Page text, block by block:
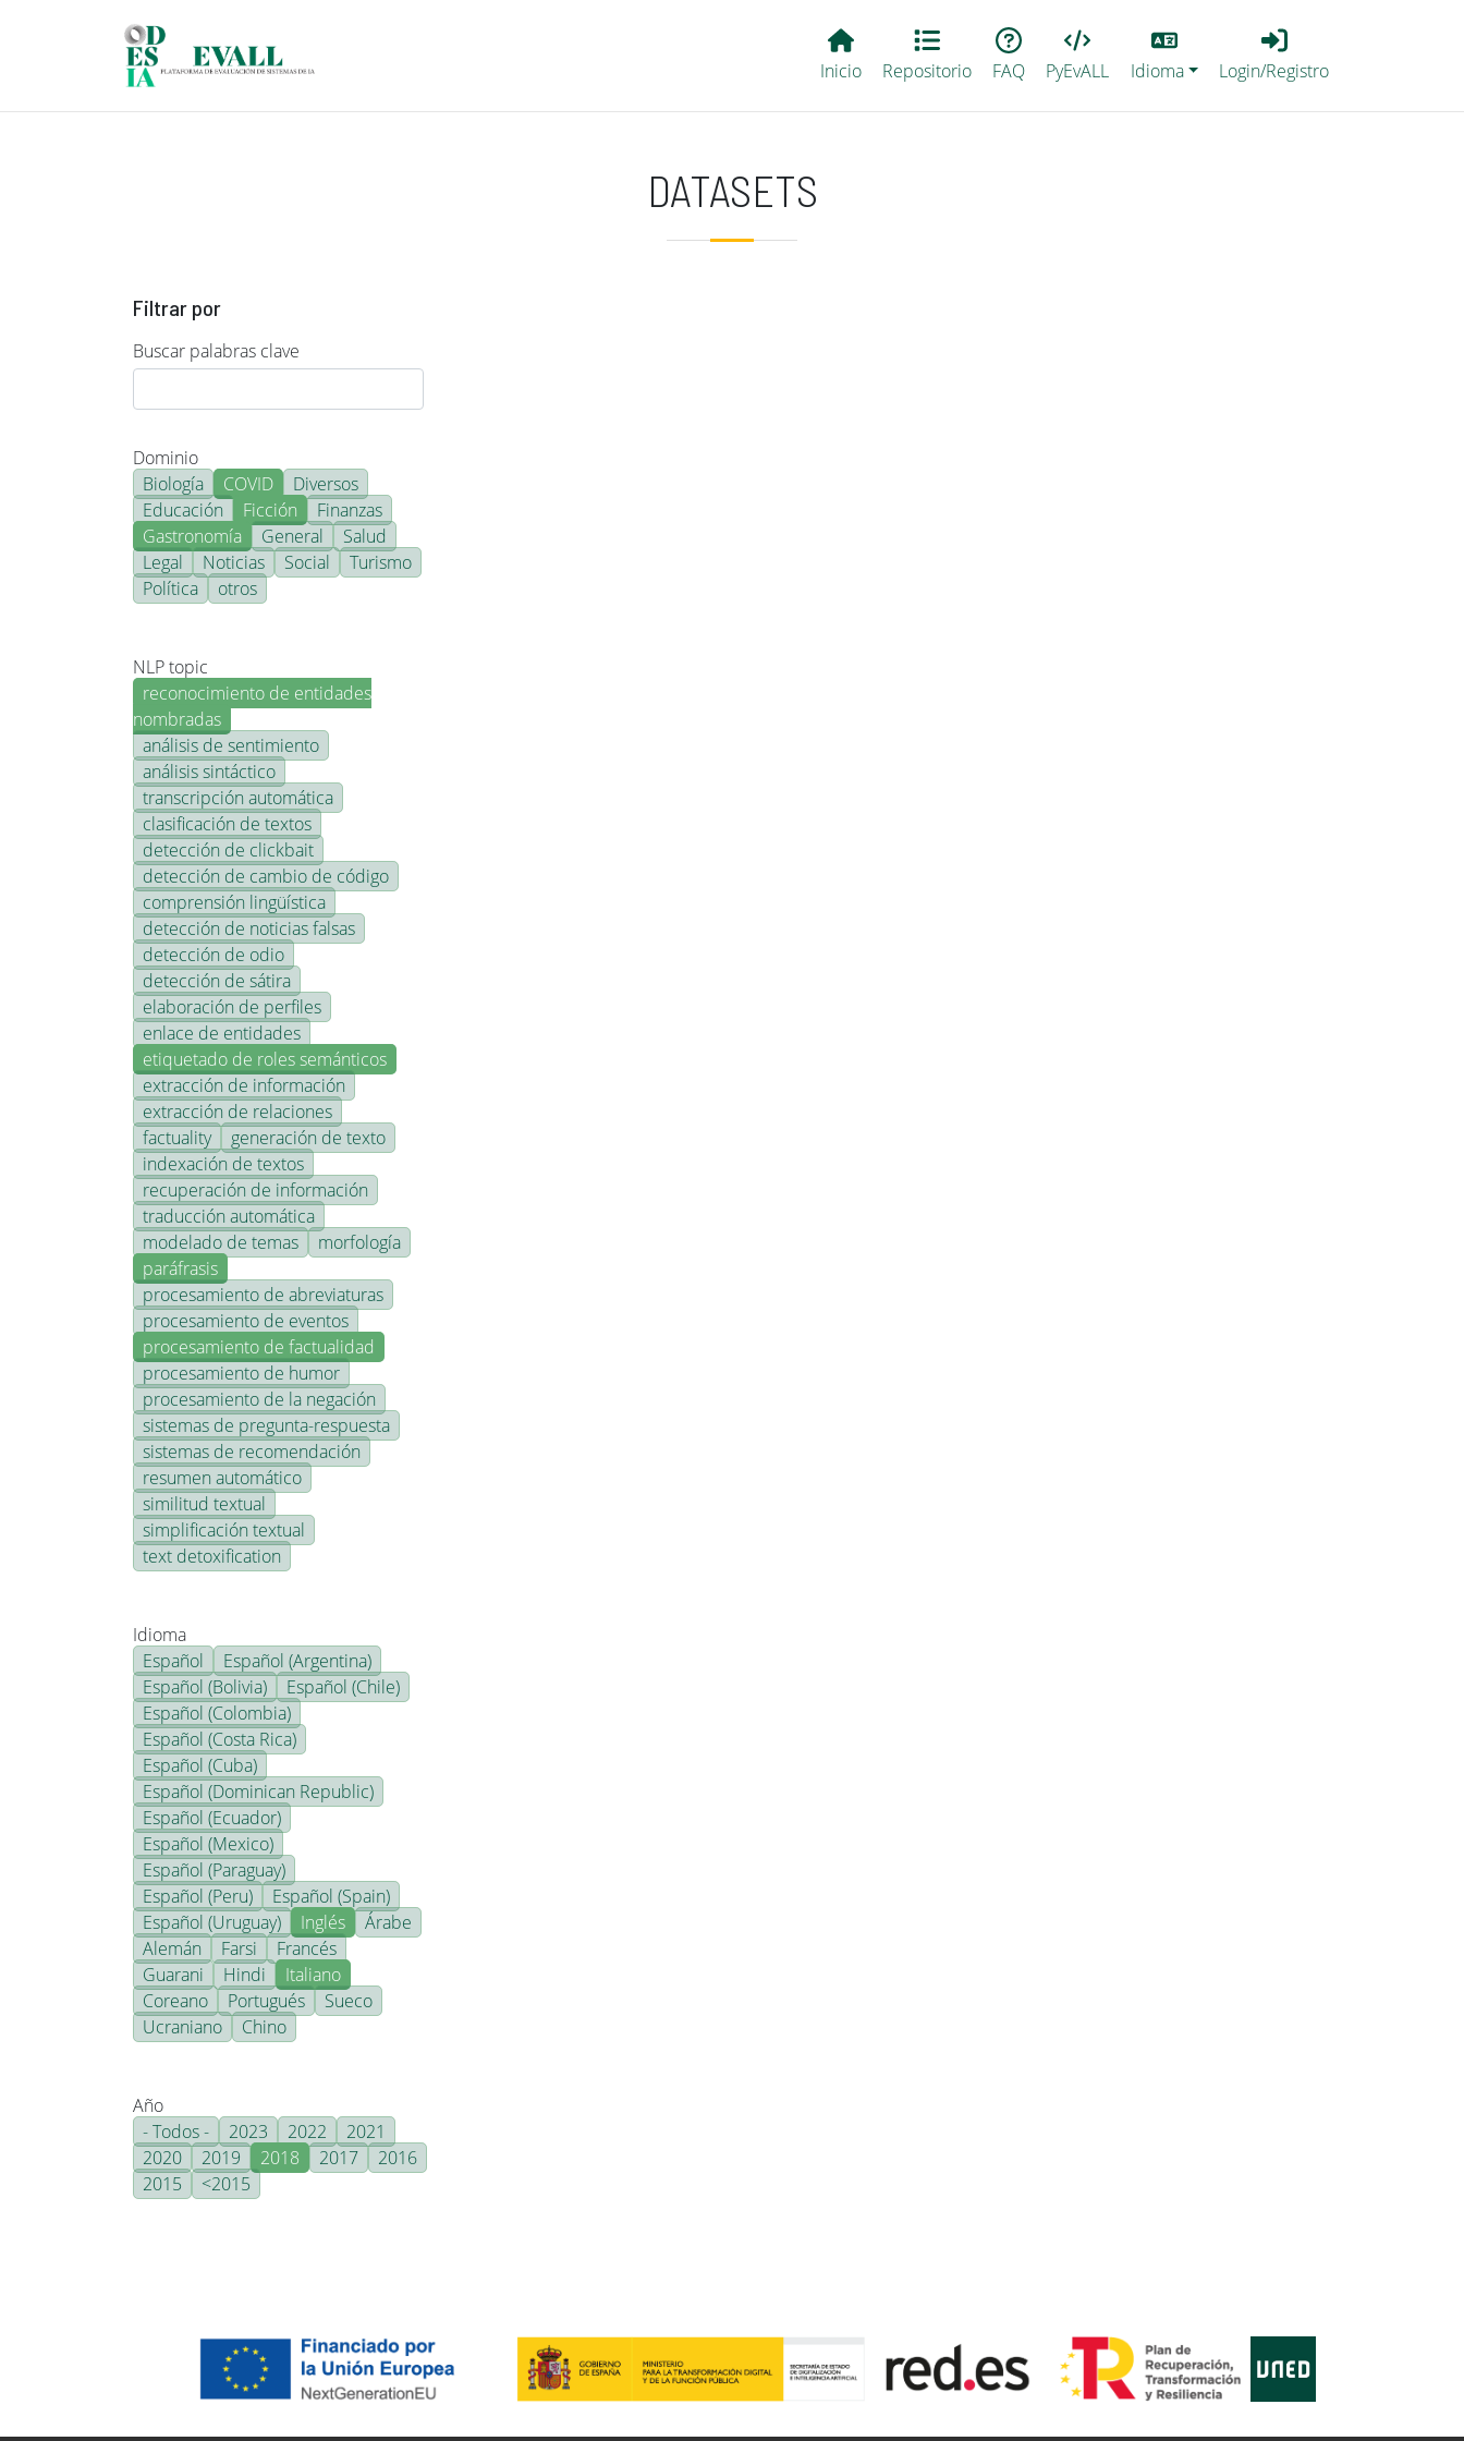
Main EvALL
Inicio Repositorio FAQ PyEvALL
Lang
Idioma
Login_Registro
Login/Registro
DATASETS
Filtrar por
Buscar palabras clave
Dominio
Biología
COVID
Diversos
Educación
Ficción
Finanzas
Gastronomía
General
Salud
Legal
Noticias Social
Turismo
Política
otros
NLP topic
reconocimiento de entidades
nombradas
análisis de sentimiento
análisis sintáctico
transcripción automática
clasificación de textos
detección de clickbait
detección de cambio de código
comprensión lingüística
detección de noticias falsas
detección de odio
detección de sátira
elaboración de perfiles
enlace de entidades
etiquetado de roles semánticos
extracción de información
extracción de relaciones
factuality
generación de texto
indexación de textos
recuperación de información
traducción automática
modelado de temas
morfología
paráfrasis
procesamiento de abreviaturas
procesamiento de eventos
procesamiento de factualidad
procesamiento de humor
procesamiento de la negación
sistemas de pregunta-respuesta
sistemas de recomendación
resumen automático
similitud textual
simplificación textual
text detoxification
Idioma
Español
Español (Argentina)
Español (Bolivia)
Español (Chile)
Español (Colombia)
Español (Costa Rica)
Español (Cuba)
Español (Dominican Republic)
Español (Ecuador)
Español (Mexico)
Español (Paraguay)
Español (Peru)
Español (Spain)
Español (Uruguay)
Inglés
Árabe
Alemán
Farsi
Francés
Guarani
Hindi
Italiano
Coreano
Portugués
Sueco
Ucraniano
Chino
Año
- Todos -
2023 2022
2021
2020
2019 2018 2017
2016
2015
<2015